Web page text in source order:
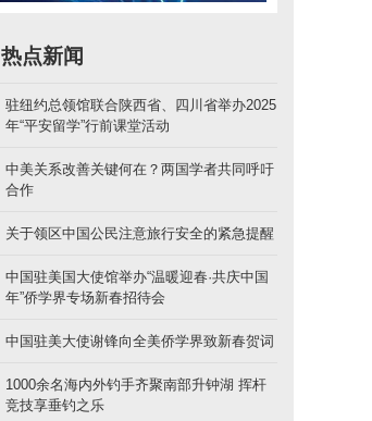
热点新闻
驻纽约总领馆联合陕西省、四川省举办2025
年“平安留学”行前课堂活动
中美关系改善关键何在？两国学者共同呼吁
合作
关于领区中国公民注意旅行安全的紧急提醒
中国驻美国大使馆举办“温暖迎春·共庆中国
年”侨学界专场新春招待会
中国驻美大使谢锋向全美侨学界致新春贺词
1000余名海内外钓手齐聚南部升钟湖 挥杆
竞技享垂钓之乐